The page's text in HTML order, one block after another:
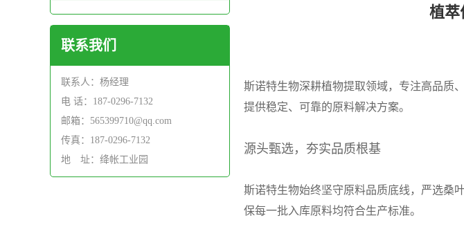
联系我们
联系人：杨经理
电 话：187-0296-7132
邮箱：565399710@qq.com
传真：187-0296-7132
地 址：绛帐工业园
植萃
斯诺特生物深耕植物提取领域，专注高品质
提供稳定、可靠的原料解决方案。
源头甄选，夯实品质根基
斯诺特生物始终坚守原料品质底线，严选桑
保每一批入库原料均符合生产标准。